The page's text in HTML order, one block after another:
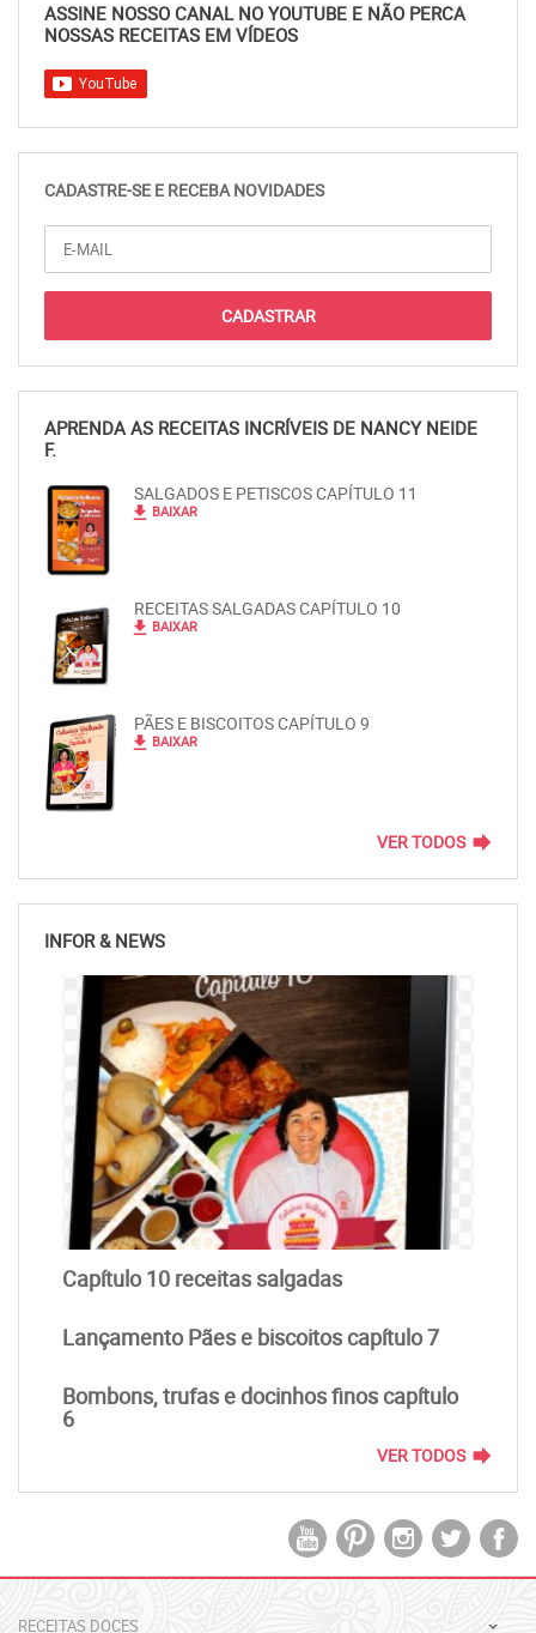
ASSINE NOSSO CANAL NO YOUTUBE E NÃO PERCA
NOSSAS RECEITAS EM VÍDEOS
CADASTRE-SE E RECEBA NOVIDADES
APRENDA AS RECEITAS INCRÍVEIS DE NANCY NEIDE
F.
SALGADOS E PETISCOS CAPÍTULO 11
file_download BAIXAR
RECEITAS SALGADAS CAPÍTULO 10
file_download BAIXAR
PÃES E BISCOITOS CAPÍTULO 9
file_download BAIXAR
VER TODOS forward
INFOR & NEWS
Capítulo 10 receitas salgadas
Lançamento Pães e biscoitos capítulo 7
Bombons, trufas e docinhos finos capítulo
6
VER TODOS forward
RECEITAS DOCES